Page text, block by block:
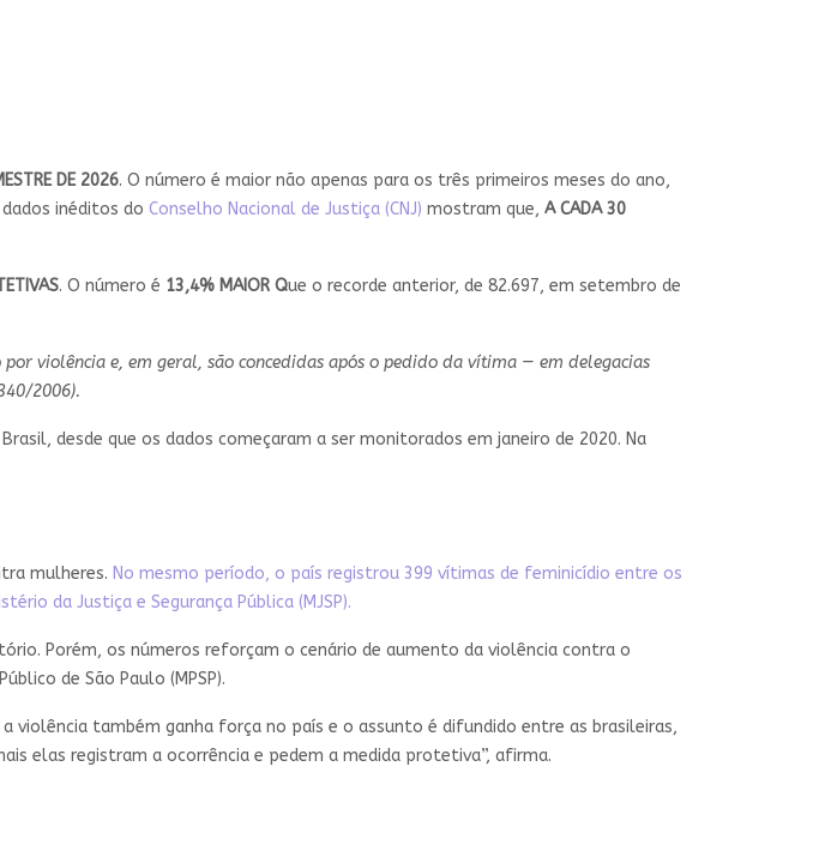
DE 2026. O número é maior não apenas para os três primeiros meses do ano,
inéditos do Conselho Nacional de Justiça (CNJ) mostram que, A CADA 30
. O número é 13,4% MAIOR Que o recorde anterior, de 82.697, em setembro de
violência e, em geral, são concedidas após o pedido da vítima — em delegacias
2006).
desde que os dados começaram a ser monitorados em janeiro de 2020. Na
mulheres. No mesmo período, o país registrou 399 vítimas de feminicídio entre os
da Justiça e Segurança Pública (MJSP).
Porém, os números reforçam o cenário de aumento da violência contra o
de São Paulo (MPSP).
violência também ganha força no país e o assunto é difundido entre as brasileiras,
elas registram a ocorrência e pedem a medida protetiva”, afirma.